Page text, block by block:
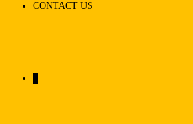
CONTACT US